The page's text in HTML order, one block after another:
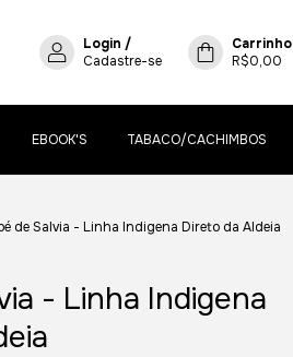
Login /
Cadastre-se
Carrinho
R$0,00
EBOOK'S TABACO/CACHIMBOS
de Salvia - Linha Indigena Direto da Aldeia
- Linha Indigena